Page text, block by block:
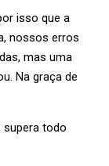
isso que a
nossos erros
mas uma
Na graça de
supera todo